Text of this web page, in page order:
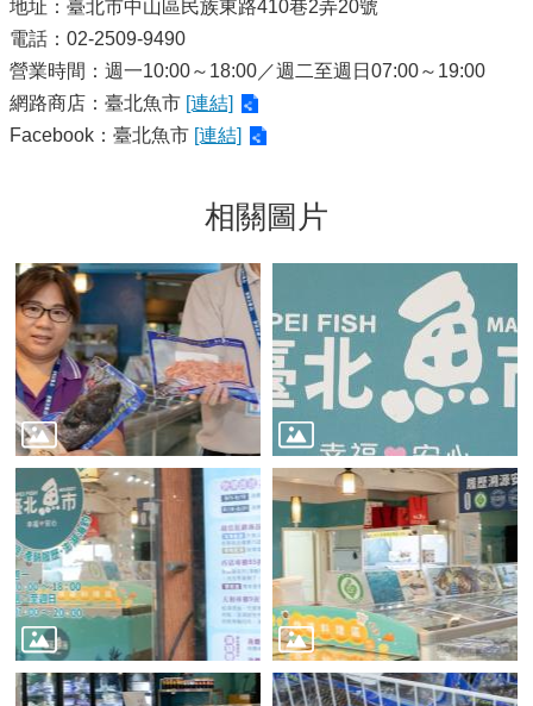
地址：臺北市中山區民族東路410巷2弄20號
電話：02-2509-9490
營業時間：週一10:00～18:00／週二至週日07:00～19:00
網路商店：臺北魚市 [連結]
Facebook：臺北魚市 [連結]
相關圖片